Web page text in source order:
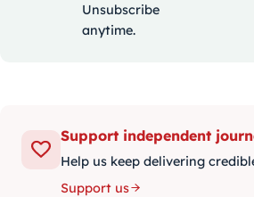
Unsubscribe
anytime.
Support independent
Help us keep delivering
Support us